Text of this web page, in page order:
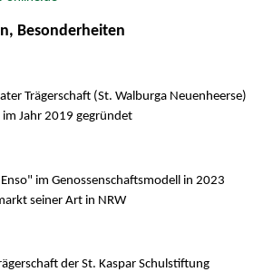
Besonderheiten
Trägerschaft (St. Walburga Neuenheerse)
Jahr 2019 gegründet
im Genossenschaftsmodell in 2023
seiner Art in NRW
der St. Kaspar Schulstiftung